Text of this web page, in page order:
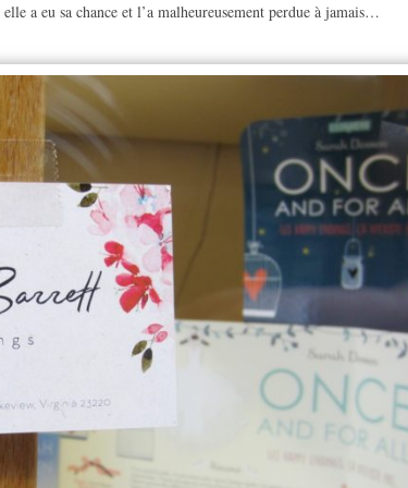
a eu sa chance et l’a malheureusement perdue à jamais…